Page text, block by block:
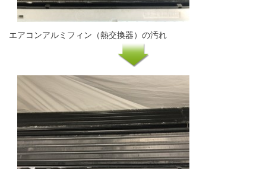
エアコンアルミフィン（熱交換器）の汚れ